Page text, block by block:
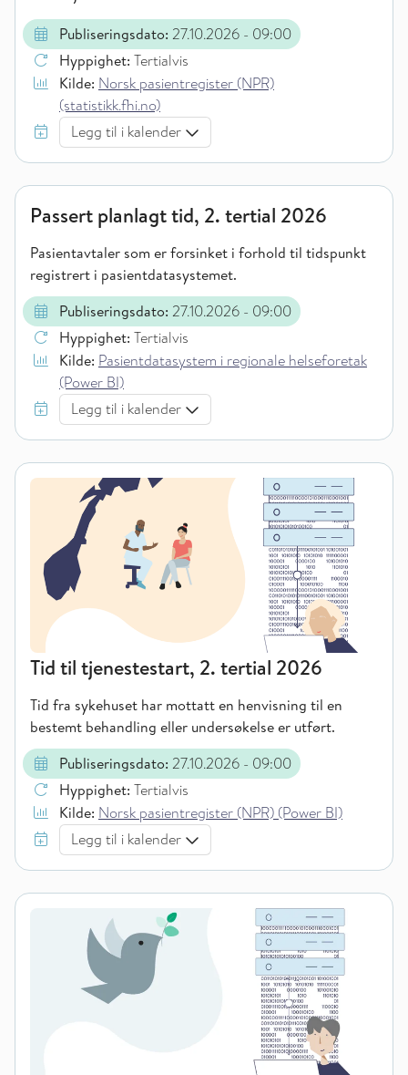
Publiseringsdato: 27.10.2026 - 09:00
Hyppighet: Tertialvis
Kilde: Norsk pasientregister (NPR)
(statistikk.fhi.no)
Legg til i kalender
Passert planlagt tid, 2. tertial 2026
Pasientavtaler som er forsinket i forhold til tidspunkt
registrert i pasientdatasystemet.
Publiseringsdato: 27.10.2026 - 09:00
Hyppighet: Tertialvis
Kilde: Pasientdatasystem i regionale helseforetak
(Power BI)
Legg til i kalender
Tid til tjenestestart, 2. tertial 2026
Tid fra sykehuset har mottatt en henvisning til en
bestemt behandling eller undersøkelse er utført.
Publiseringsdato: 27.10.2026 - 09:00
Hyppighet: Tertialvis
Kilde: Norsk pasientregister (NPR) (Power BI)
Legg til i kalender